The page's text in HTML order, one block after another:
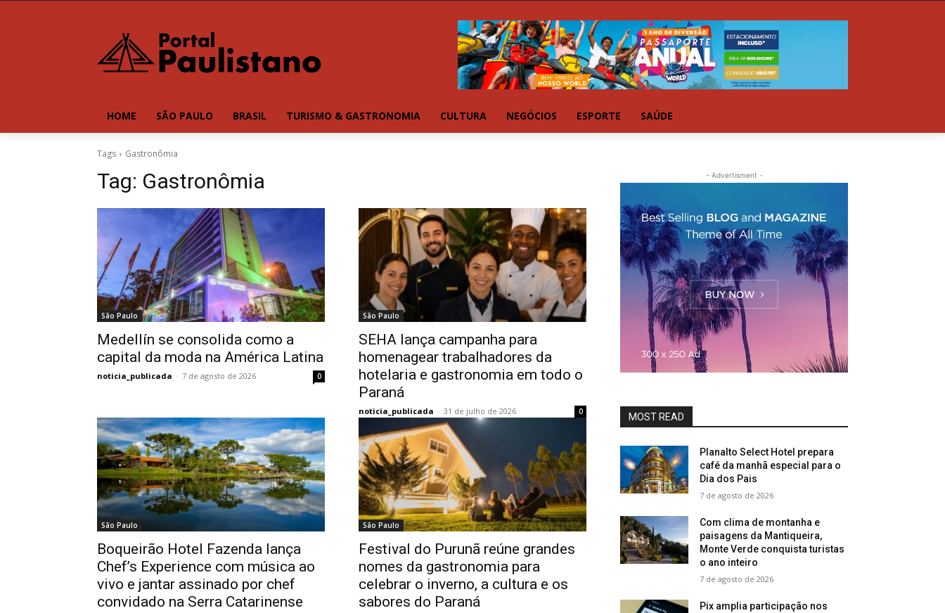
HOME SÃO PAULO BRASIL TURISMO & GASTRONOMIA CULTURA NEGÓCIOS ESPORTE SAÚDE
Tags Gastronômia
Tag: Gastronômia
São Paulo
Medellín se consolida como a
capital da moda na América Latina
noticia_publicada - 7 de agosto de 2026 0
São Paulo
SEHA lança campanha para
homenagear trabalhadores da
hotelaria e gastronomia em todo o
Paraná
noticia_publicada - 31 de julho de 2026 0
São Paulo
Boqueirão Hotel Fazenda lança
Chef’s Experience com música ao
vivo e jantar assinado por chef
convidado na Serra Catarinense
São Paulo
Festival do Purunã reúne grandes
nomes da gastronomia para
celebrar o inverno, a cultura e os
sabores do Paraná
- Advertisment -
MOST READ
Planalto Select Hotel prepara
café da manhã especial para o
Dia dos Pais
7 de agosto de 2026
Com clima de montanha e
paisagens da Mantiqueira,
Monte Verde conquista turistas
o ano inteiro
7 de agosto de 2026
Pix amplia participação nos